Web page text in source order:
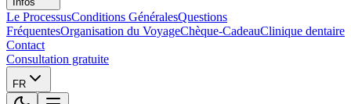
Le ProcessusConditions GénéralesQuestions
FréquentesOrganisation du VoyageChèque-CadeauClinique dentaire
Contact
Consultation gratuite
FR